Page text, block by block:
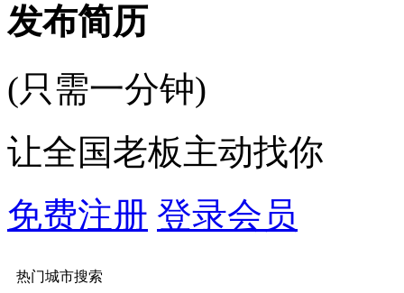
发布简历
(只需一分钟)
让全国老板主动找你
免费注册 登录会员
热门城市搜索